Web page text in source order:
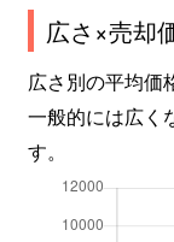
広さ×売却
広さ別の平均価
一般的には広く
す。